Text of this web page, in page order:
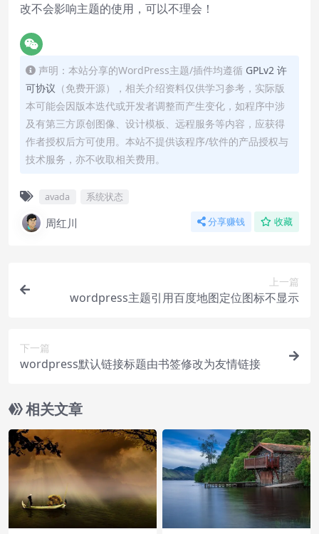
改不会影响主题的使用，可以不理会！
声明：本站分享的WordPress主题/插件均遵循 GPLv2 许
可协议 （免费开源），相关介绍资料仅供学习参考，实际版
本可能会因版本迭代或开发者调整而产生变化，如程序中涉
及有第三方原创图像、设计模板、远程服务等内容，应获得
作者授权后方可使用。本站不提供该程序/软件的产品授权与
技术服务，亦不收取相关费用。
avada 系统状态
周红川 分享赚钱 收藏
上一篇
wordpress主题引用百度地图定位图标不显示
下一篇
wordpress默认链接标题由书签修改为友情链接
相关文章